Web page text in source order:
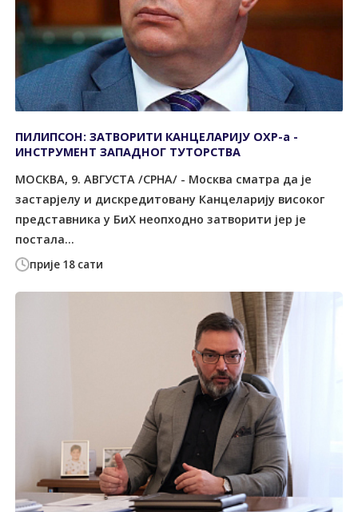
прије 18 сати
ПИЛИПСОН: ЗАТВОРИТИ КАНЦЕЛАРИЈУ ОХР-а -
ИНСТРУМЕНТ ЗАПАДНОГ ТУТОРСТВА
МОСКВА, 9. АВГУСТА /СРНА/ - Москва сматра да је
застарјелу и дискредитовану Канцеларију високог
представника у БиХ неопходно затворити јер је
постала...